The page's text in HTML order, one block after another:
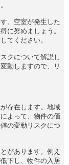
。空室が発生した
に努めましょう。
てください。
クについて解説し
動しますので、リ
存在します。地域
よって、物件の価
の変動リスクにつ
があります。例え
下し、物件の入居